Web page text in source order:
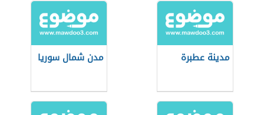
مدينة عطبرة مدن شمال سوريا